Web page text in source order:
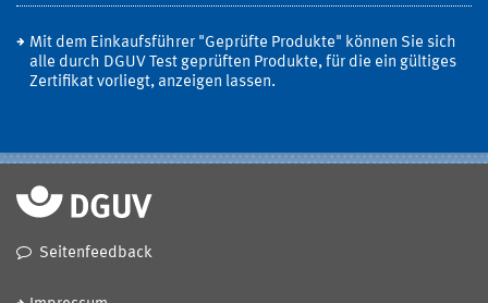
Mit dem Einkaufsführer "Geprüfte Produkte" können Sie sich
alle durch DGUV Test geprüften Produkte, für die ein gültiges
Zertifikat vorliegt, anzeigen lassen.
Seitenfeedback